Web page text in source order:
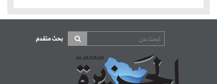
بحث متقدم